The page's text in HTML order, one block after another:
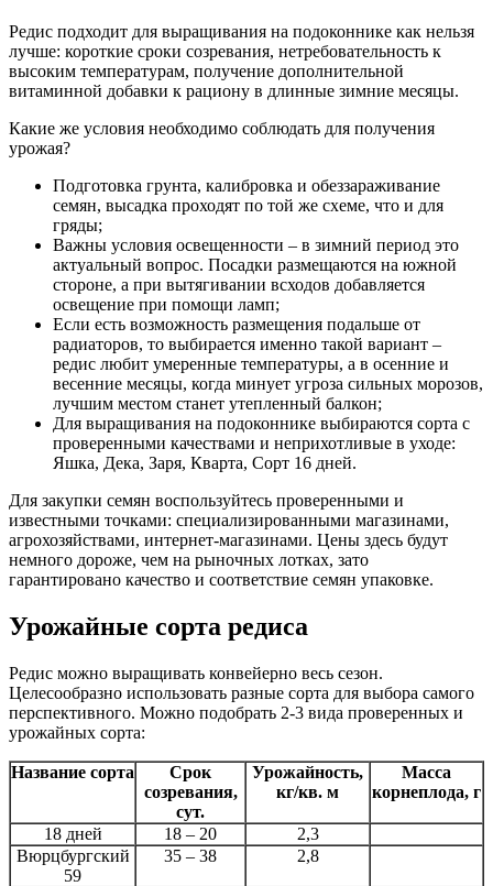
Редис подходит для выращивания на подоконнике как нельзя
лучше: короткие сроки созревания, нетребовательность к
высоким температурам, получение дополнительной
витаминной добавки к рациону в длинные зимние месяцы.
Какие же условия необходимо соблюдать для получения
урожая?
Подготовка грунта, калибровка и обеззараживание
семян, высадка проходят по той же схеме, что и для
гряды;
Важны условия освещенности – в зимний период это
актуальный вопрос. Посадки размещаются на южной
стороне, а при вытягивании всходов добавляется
освещение при помощи ламп;
Если есть возможность размещения подальше от
радиаторов, то выбирается именно такой вариант –
редис любит умеренные температуры, а в осенние и
весенние месяцы, когда минует угроза сильных морозов,
лучшим местом станет утепленный балкон;
Для выращивания на подоконнике выбираются сорта с
проверенными качествами и неприхотливые в уходе:
Яшка, Дека, Заря, Кварта, Сорт 16 дней.
Для закупки семян воспользуйтесь проверенными и
известными точками: специализированными магазинами,
агрохозяйствами, интернет-магазинами. Цены здесь будут
немного дороже, чем на рыночных лотках, зато
гарантировано качество и соответствие семян упаковке.
Урожайные сорта редиса
Редис можно выращивать конвейерно весь сезон.
Целесообразно использовать разные сорта для выбора самого
перспективного. Можно подобрать 2-3 вида проверенных и
урожайных сорта:
Название сорта
Срок
созревания,
сут.
Урожайность,
кг/кв. м
Масса
корнеплода, г
18 дней 18 – 20
2,3
Вюрцбургский
59
35 – 38 2,8